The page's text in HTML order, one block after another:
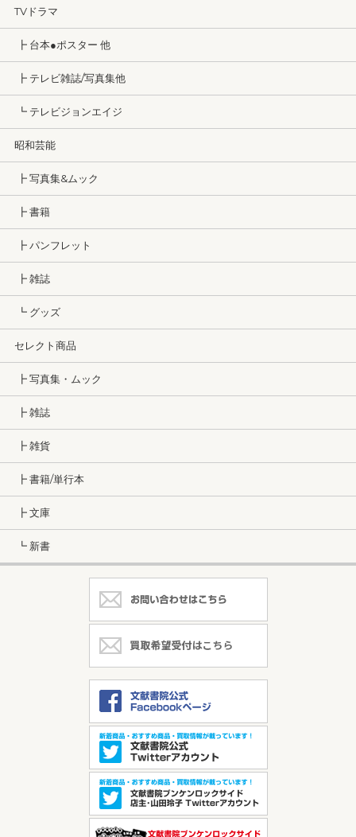
TVドラマ
┣ 台本●ポスター 他
┣ テレビ雑誌/写真集他
┗ テレビジョンエイジ
昭和芸能
┣ 写真集&ムック
┣ 書籍
┣ パンフレット
┣ 雑誌
┗ グッズ
セレクト商品
┣ 写真集・ムック
┣ 雑誌
┣ 雑貨
┣ 書籍/単行本
┣ 文庫
┗ 新書